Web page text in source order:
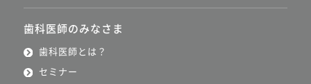
歯科医師のみなさま
歯科医師とは？
セミナー